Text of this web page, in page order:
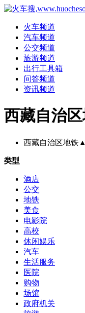
火车频道
汽车频道
公交频道
旅游频道
出行工具箱
问答频道
资讯频道
西藏自治
西藏自治区地铁 ▲
类型
酒店
公交
地铁
美食
电影院
高校
休闲娱乐
汽车
生活服务
医院
购物
场馆
政府机关